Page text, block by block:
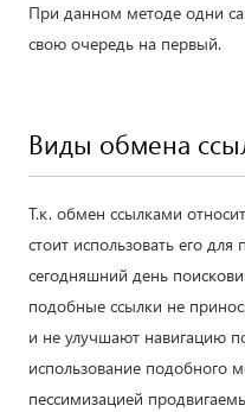
При данном методе одни
свою очередь на первый.
Виды обмена
Т.к. обмен ссылками
стоит использовать его
сегодняшний день
подобные ссылки не
и не улучшают навигацию
использование подобного
пессимизацией